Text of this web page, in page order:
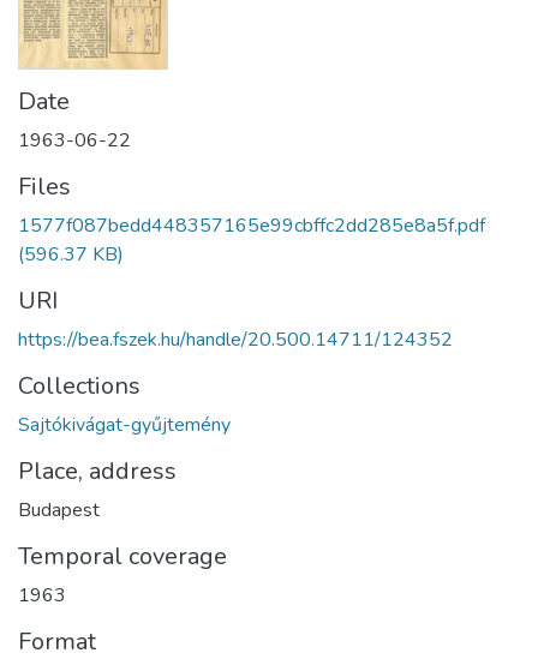
Date
1963-06-22
Files
1577f087bedd448357165e99cbffc2dd285e8a5f.pdf
(596.37 KB)
URI
https://bea.fszek.hu/handle/20.500.14711/124352
Collections
Sajtókivágat-gyűjtemény
Place, address
Budapest
Temporal coverage
1963
Format